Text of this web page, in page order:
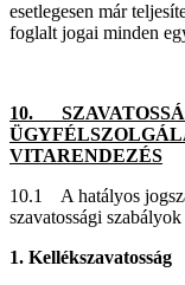
esetlegesen már
foglalt jogai minden
10.
VITARENDEZÉS
10.1 A hatályos
szavatossági
1. Kellékszavatosság